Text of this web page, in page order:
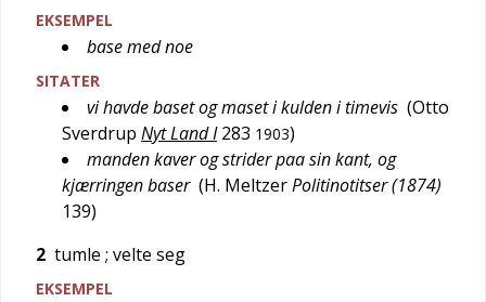
EKSEMPEL
base med noe
SITATER
vi havde baset og maset i kulden i timevis (Otto
Sverdrup Nyt Land I 283 1903)
manden kaver og strider paa sin kant, og
kjærringen baser (H. MeltzerPolitinotitser (1874)
139)
2 tumle ; velte seg
EKSEMPEL